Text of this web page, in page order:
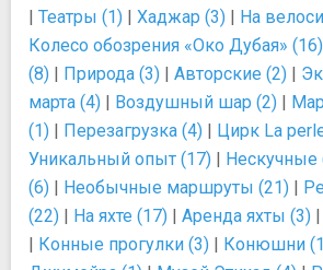
| Театры (1) | Хаджар (3) | На
Колесо обозрения «Око Дубая» (16)
(8) | Природа (3) | Авторские (2) |
марта (4) | Воздушный шар (2) |
(1) | Перезагрузка (4) | Цирк La
Уникальный опыт (17) | Нескучные
(6) | Необычные маршруты (21) |
(22) | На яхте (17) | Аренда яхты (3) |
| Конные прогулки (3) | Конюшни